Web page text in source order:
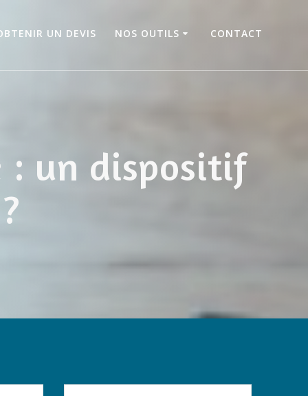
UN DEVIS NOS OUTILS CONTACT
: un dispositif